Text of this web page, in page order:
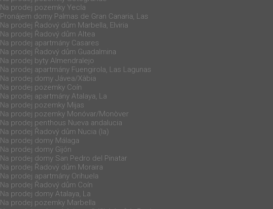
Na prodej pozemky Yecla
Pronájem domy Palmas de Gran Canaria, Las
Na prodej Řadový dům Marbella, Elviria
Na prodej Řadový dům Altea
Na prodej apartmány Casares
Na prodej Řadový dům Guadalmina
Na prodej byty Almendralejo
Na prodej apartmány Fuengirola, Las Lagunas
Na prodej domy Jávea/Xàbia
Na prodej pozemky Coín
Na prodej apartmány Atalaya, La
Na prodej pozemky Mijas
Na prodej pozemky Monóvar/Monòver
Na prodej penthous Nueva andalucia
Na prodej Řadový dům Nucia (la)
Na prodej domy Málaga
Na prodej domy Gijón
Na prodej domy San Pedro del Pinatar
Na prodej Řadový dům Moraira
Na prodej apartmány Orihuela
Na prodej Řadový dům Coín
Na prodej domy Atalaya, La
Na prodej pozemky Marbella